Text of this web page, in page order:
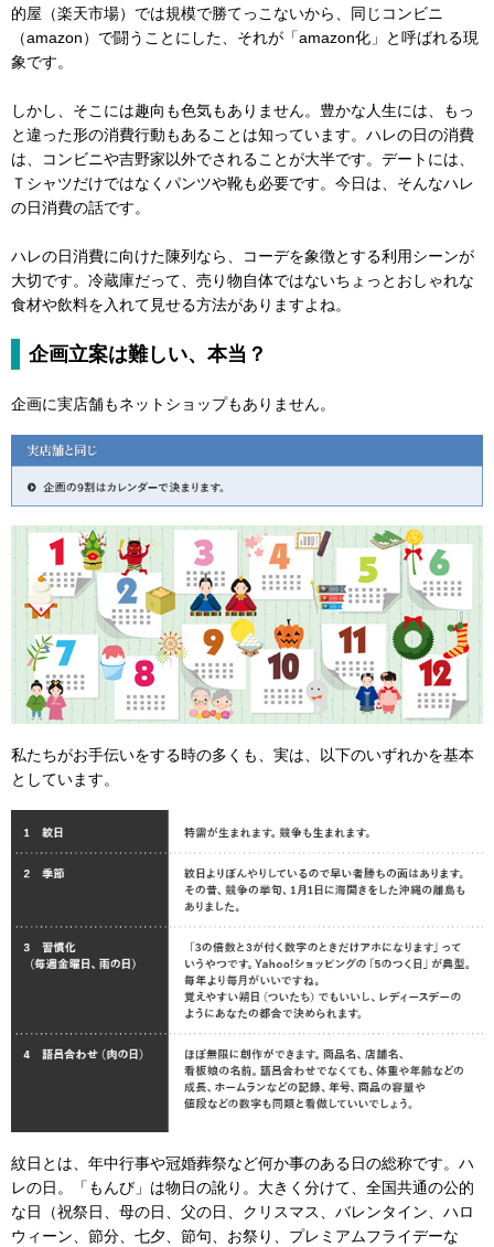
的屋（楽天市場）では規模で勝てっこないから、同じコンビニ
（amazon）で闘うことにした、それが「amazon化」と呼ばれる現
象です。
しかし、そこには趣向も色気もありません。豊かな人生には、もっ
と違った形の消費行動もあることは知っています。ハレの日の消費
は、コンビニや吉野家以外でされることが大半です。デートには、
Ｔシャツだけではなくパンツや靴も必要です。今日は、そんなハレ
の日消費の話です。
ハレの日消費に向けた陳列なら、コーデを象徴とする利用シーンが
大切です。冷蔵庫だって、売り物自体ではないちょっとおしゃれな
食材や飲料を入れて見せる方法がありますよね。
企画立案は難しい、本当？
企画に実店舗もネットショップもありません。
私たちがお手伝いをする時の多くも、実は、以下のいずれかを基本
としています。
紋日とは、年中行事や冠婚葬祭など何か事のある日の総称です。ハ
レの日。「もんび」は物日の訛り。大きく分けて、全国共通の公的
な日（祝祭日、母の日、父の日、クリスマス、バレンタイン、ハロ
ウィーン、節分、七夕、節句、お祭り、プレミアムフライデーな